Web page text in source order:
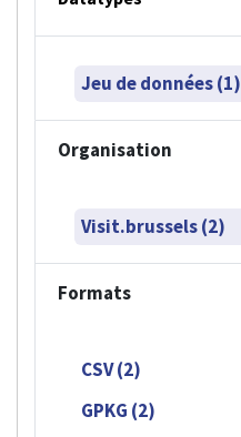
Jeu de données (1)
Organisation
Visit.brussels (2)
Formats
CSV (2)
GPKG (2)